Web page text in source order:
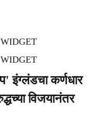
कर्णधार
विजयानंतर